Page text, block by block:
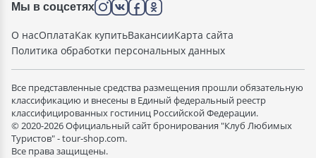
Мы в соцсетях
О насОплатаКак купитьВакансииКарта сайта
Политика обработки персональных данных
Все представленные средства размещения прошли обязательную
классификацию и внесены в Единый федеральный реестр
классифицированных гостиниц Российской Федерации.
© 2020-2026 Официальный сайт бронирования "Клуб Любимых
Туристов" - tour-shop.com.
Все права защищены.